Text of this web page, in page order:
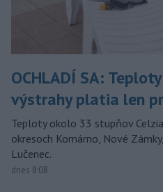
OCHLADÍ SA:
výstrahy platia len
Teploty okolo 33 stupňov
okresoch Komárno, Nové
Lučenec.
dnes 8:08